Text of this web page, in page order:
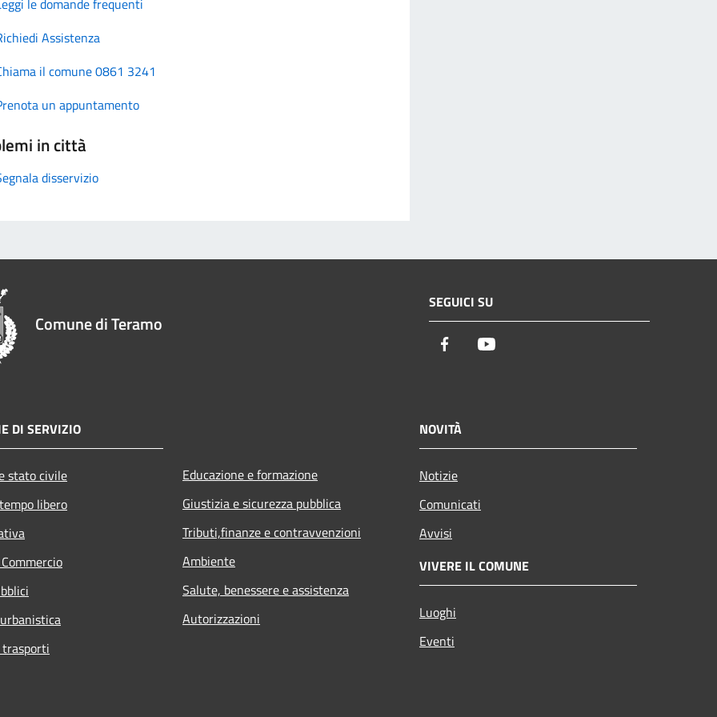
Assistenza
il comune 0861 3241
un appuntamento
in città
disservizio
Comune di Teramo
SEGUICI SU
Facebook
DI SERVIZIO
stato civile
libero
Educazione e formazione
Giustizia e sicurezza pubblica
Tributi,finanze e contravvenzioni
Ambiente
Salute, benessere e assistenza
Autorizzazioni
NOVITÀ
Notizie
Comunicati
Avvisi
VIVERE IL COMUNE
Luoghi
Eventi